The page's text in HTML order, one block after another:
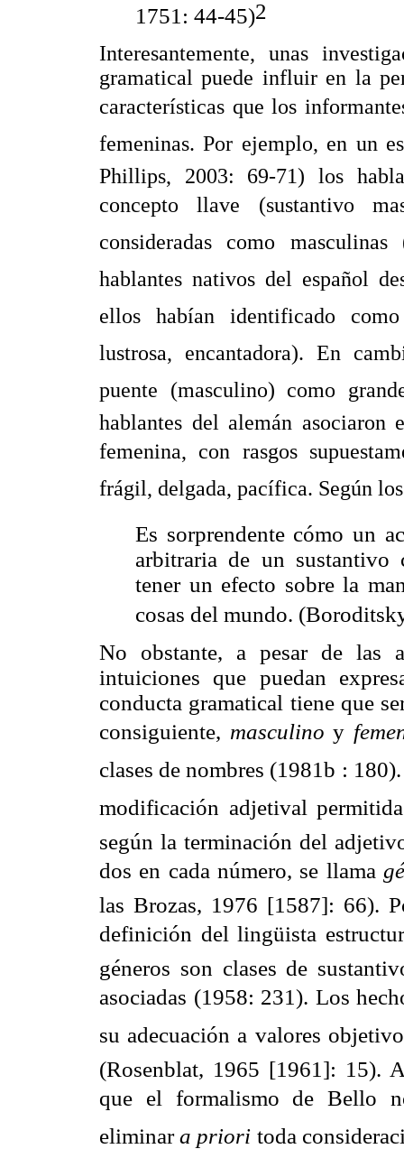
1751: 44-45)2
Interesantemente, unas
gramatical puede influir en la
características que los
femeninas. Por ejemplo, en
Phillips, 2003: 69-71) los
concepto llave (sustantivo
consideradas como masculinas
hablantes nativos del español
ellos habían identificado como
lustrosa, encantadora). En
puente (masculino) como
hablantes del alemán asociaron
femenina, con rasgos
frágil, delgada, pacífica. Según
Es sorprendente cómo un
arbitraria de un sustantivo
tener un efecto sobre la
cosas del mundo.
No obstante, a pesar de las
intuiciones que puedan
conducta gramatical tiene que
consiguiente,  masculinoy
clases de nombres (1981b :
modificación adjetival
según la terminación del
dos en cada número, se llama
las Brozas, 1976 [1587]: 66).
definición del lingüista
géneros son clases de
asociadas (1958: 231). Los
su adecuación a valores
(Rosenblat, 1965 [1961]: 15).
que el formalismo de Bello
eliminara priori toda